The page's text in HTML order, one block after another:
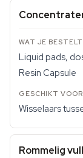
Liquid pads,
Resin Capsule
Wisselaars
Rommelig